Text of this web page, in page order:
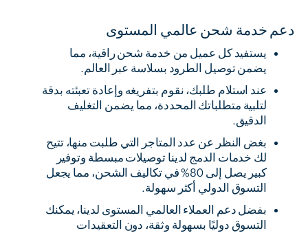
دعم خدمة شحن عالمي المستوى
يستفيد كل عميل من خدمة شحن راقية، مما
يضمن توصيل الطرود بسلاسة عبر العالم.
عند استلام طلبك، نقوم بتفريغه وإعادة تعبئته بدقة
لتلبية متطلباتك المحددة، مما يضمن التغليف
الدقيق.
بغض النظر عن عدد المتاجر التي طلبت منها، تتيح
لك خدمات الدمج لدينا توصيلات مبسطة وتوفير
كبير يصل إلى 80% في تكاليف الشحن، مما يجعل
التسوق الدولي أكثر سهولة.
بفضل دعم العملاء العالمي المستوى لدينا، يمكنك
التسوق دوليًا بسهولة وثقة، دون التعقيدات